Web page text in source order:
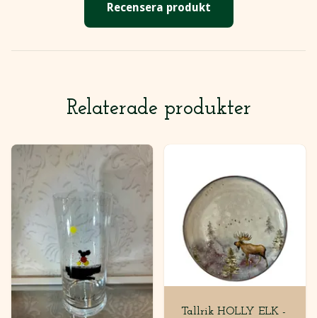
Recensera produkt
Relaterade produkter
Tallrik HOLLY ELK -